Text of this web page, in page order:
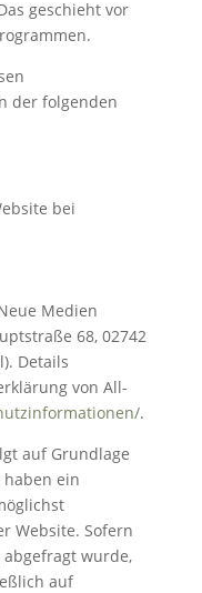
geschieht vor
der folgenden
bei
Medien
68, 02742
Details
von All-
.
auf Grundlage
haben ein
Website. Sofern
wurde,
auf